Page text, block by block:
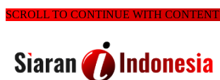
SCROLL TO CONTINUE WITH CONTENT